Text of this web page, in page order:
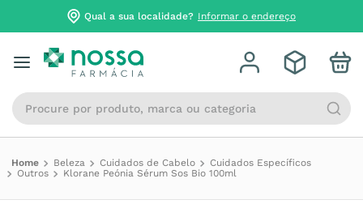
Qual a sua localidade? Informar o endereço
Procure por produto, marca ou categoria
Beleza Cuidados de Cabelo
Cuidados Específicos
Outros
Klorane Peónia Sérum Sos Bio 100ml